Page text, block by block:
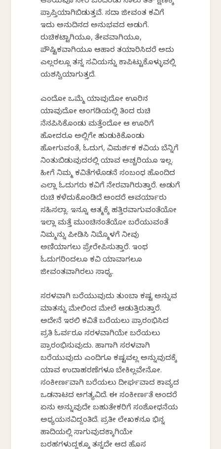
ಪ್ರಾಪ್ತಿಯಾಗಿಬಿಡುತ್ತವೆ. ಸದಾ ಜೀವಂತ ಕವಿಗೆ
ಇದು ಅನುದಿನದ ಅನುಭವದ ಅಡುಗೆ.
ರುಚಿಕಟ್ಟಾಗಿಯೂ, ತೇವವಾಗಿಯೂ,
ಪೌಷ್ಟಿಕವಾಗಿಯೂ ಆಹಾರ ತಯಾರಿಸಿದರೆ ಅದು
ಎಲ್ಲರಲ್ಲೂ ತನ್ನ ಸವಿಯನ್ನು ಕಾಪಿಟ್ಟುಕೊಳ್ಳುವಲ್ಲಿ
ಯಶಸ್ವಿಯಾಗುತ್ತದೆ.
ಎಂದೋ ಒಮ್ಮೆ ಯಾವುದೋ ಊರಿನ
ಯಾವುದೋ ಅಂಗಡಿಯಲ್ಲಿ ತಿಂದ ರುಚಿ
ನೆನಪಿಸಿಕೊಂಡು ಮತ್ತೆಂದೋ ಆ ಊರಿಗೆ
ಹೋದರೂ ಅಲ್ಲಿಗೇ ಹುಡುಕಿಕೊಂಡು
ಹೋಗುವಂತೆ, ಓದುಗ, ವಿಮರ್ಶಕ ಕವಿಯ ಬೆನ್ನಿಗೆ
ನಿಂತುಬಿಡುವುದರಲ್ಲಿ ಯಾವ ಅಚ್ಚರಿಯೂ ಇಲ್ಲ.
ಹೀಗೆ ನಿಮ್ಮ ಕವಿತೆಗಳೊಡನೆ ಸಂಬಂಧ ಹೊಂದಿದ
ಎಲ್ಲಾ ಓದುಗರು ಕವಿಗೆ ನೇರವಾಗಿರುತ್ತಾರೆ. ಅಡುಗೆ
ರುಚಿ ಕಳೆದುಕೊಂಡಿದೆ ಅಂದರೆ ಅವರ್ಯಾರು
ಸಹಿಸಲ್ಲಾ. ಇನ್ನೂ ಆತ್ಮಕ್ಕೆ ಹತ್ತಿರವಾಗುವಂತೆಯೋ
ಇಲ್ಲಾ ಮತ್ತೆ ಮುಂಚಿನಂತೆಯೋ ಬರೆಯುವಂತೆ
ನಿಮ್ಮನ್ನು ಪೀಡಿಸಿ ನಿಮ್ಮೊಳಗೆ ನೀವು
ಅಣಿಯಾಗಲು ಪ್ರೇರೇಪಿಸುತ್ತಾರೆ. ಇಂಥ
ಓದುಗರಿಂದಲೂ ಕವಿ ಯಾವಾಗಲೂ
ಜೀವಂತವಾಗಿರಲು ಸಾಧ್ಯ.
ಸರಳವಾಗಿ ಬರೆಯುವುದು ತುಂಬಾ ಕಷ್ಟ ಅನ್ನುವ
ಮಾತನ್ನು ಮೇಲಿಂದ ಮೇಲೆ ಆಡುತ್ತಿರುತ್ತಾರೆ.
ಅದೇನೆ ಇರಲಿ ಕವಿತೆ ಬರೆಯಲು ಪ್ರಾರಂಭಿಸಿದ
ಪ್ರತಿ ಓರ್ವರೂ ಸರಳವಾಗಿಯೇ ಬರೆಯಲು
ಪ್ರಾರಂಭಿಸುವುದು. ಹಾಗಾಗಿ ಸರಳವಾಗಿ
ಬರೆಯುವುದು ಎಂದಿಗೂ ಕಷ್ಟವಲ್ಲ ಅನ್ನುವುದಕ್ಕೆ
ಯಾವ ಉದಾಹರಣೆಗಳೂ ಬೇಕಿಲ್ಲವೇನೋ.
ಸಂಕೀರ್ಣವಾಗಿ ಬರೆಯಲು ದೀರ್ಘವಾದ ಕಾವ್ಯದ
ಒಡನಾಟದ ಅಗತ್ಯವಿದೆ. ಈ ಸಂಕೀರ್ಣತೆ ಅಂದರೆ
ಏನು ಅನ್ನುವುದೇ ಬಹುತೇಕರಿಗೆ ಸಂಶೋಧನೆಯ
ಅಧ್ಯಯನವಿದ್ದಂತಿದೆ. ಪ್ರತೀ ಲೇಖಕನೂ ಭಿನ್ನ
ಹಾದಿಯಲ್ಲಿ ಸಾಗುವುದಕ್ಕಾಗಿಯೇ
ಬರಹಗಳುದ್ದಕ್ಕೂ ತನ್ನದೇ ಆದ ಹೊಸ